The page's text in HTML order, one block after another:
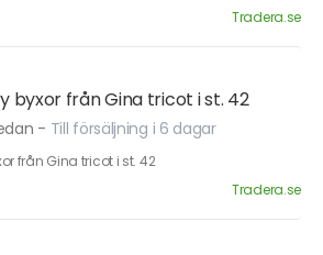
Tradera.se
byxor från Gina tricot i st. 42
- Till försäljning i 6 dagar
från Gina tricot i st. 42
Tradera.se